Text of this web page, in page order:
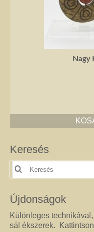
Nagy
Keresés
Keresés
erre:
Újdonságok
Különleges
sál ékszerek.